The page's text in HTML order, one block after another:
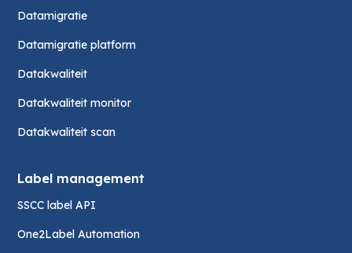
Datamigratie
Datamigratie platform
Datakwaliteit
Datakwaliteit monitor
Datakwaliteit scan
Label management
SSCC label API
One2Label Automation